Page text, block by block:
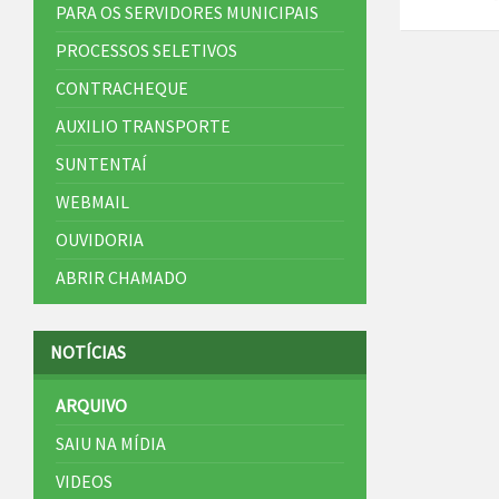
PARA OS SERVIDORES MUNICIPAIS
PROCESSOS SELETIVOS
CONTRACHEQUE
AUXILIO TRANSPORTE
SUNTENTAÍ
WEBMAIL
OUVIDORIA
ABRIR CHAMADO
NOTÍCIAS
ARQUIVO
SAIU NA MÍDIA
VIDEOS